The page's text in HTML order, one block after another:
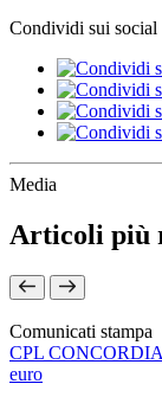
Condividi sui social
Media
Articoli più
Comunicati stampa
CPL
euro